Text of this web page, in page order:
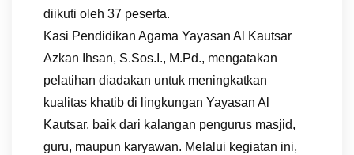
diikuti oleh 37 peserta.
Kasi Pendidikan Agama Yayasan Al Kautsar
Azkan Ihsan, S.Sos.I., M.Pd., mengatakan
pelatihan diadakan untuk meningkatkan
kualitas khatib di lingkungan Yayasan Al
Kautsar, baik dari kalangan pengurus masjid,
guru, maupun karyawan. Melalui kegiatan ini,